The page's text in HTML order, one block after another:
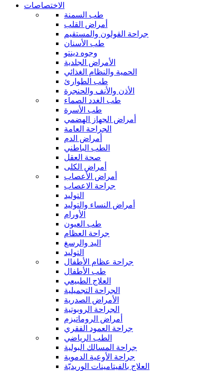
الاختصاصات
طب السمنة
أمراض القلب
جراحة القولون والمستقيم
طب الأسنان
وجوه دينتو
الأمراض الجلدية
الحمية والنظام الغذائي
طب الطوارئ
الأذن والأنف والحنجرة
طب الغدد الصماء
طب الأسرة
أمراض الجهاز الهضمي
الجراحة العامة
أمراض الدم
الطب الباطني
صحة العقل
أمراض الكلى
أمراض الأعصاب
جراحة الاعصاب
التوليد
أمراض النساء والتوليد
الأورام
طب العيون
جراحة العظام
اليد والرسغ
التوليد
جراحة عظام الأطفال
طب الأطفال
العلاج الطبيعي
الجراحة التجميلية
الأمراض الصدرية
الجراحة الروبوتية
أمراض الروماتيزم
جراحة العمود الفقري
الطب الرياضي
جراحة المسالك البولية
جراحة الأوعية الدموية
العلاج بالفيتامينات الوريديّة